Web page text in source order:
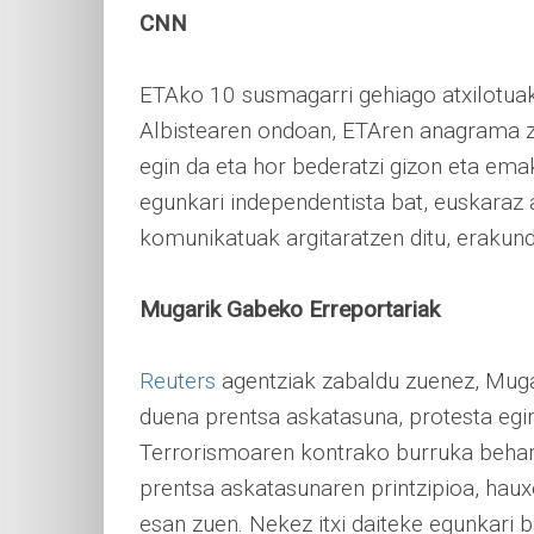
CNN
ETAko 10 susmagarri gehiago
Albistearen ondoan, ETAren anagrama
egin da eta hor bederatzi gizon eta
egunkari independentista bat, euskaraz
komunikatuak argitaratzen ditu,
Mugarik Gabeko Erreportariak
Reuters agentziak zabaldu zuenez,
duena prentsa askatasuna, protesta
Terrorismoaren kontrako burruka
prentsa askatasunaren printzipioa,
esan zuen. Nekez itxi daiteke